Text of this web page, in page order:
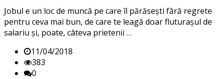
Jobul e un loc de muncă pe care îl părăsești fără regrete
pentru ceva mai bun, de care te leagă doar fluturașul de
salariu și, poate, câteva prietenii …
11/04/2018
383
0